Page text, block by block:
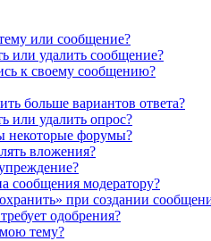
или сообщение?
или удалить сообщение?
к своему сообщению?
больше вариантов ответа?
или удалить опрос?
некоторые форумы?
вложения?
сообщения модератору?
при создании
одобрения?
тему?